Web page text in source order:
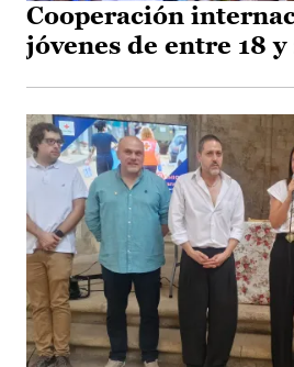
Cooperación
jóvenes de entre 18 y